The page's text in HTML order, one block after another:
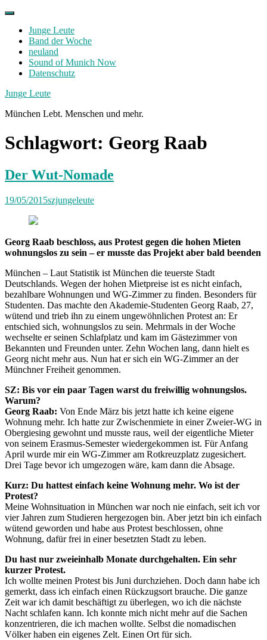
Skip
contentJunge Leute
Band der Woche
neuland
Sound of Munich Now
Datenschutz
Facebook
Twitter
Instagram
Junge Leute
München Lebt. Menschen und mehr.
Schlagwort: Georg Raab
Der Wut-Nomade
19/05/2015szjungeleute
Georg Raab beschloss, aus Protest gegen die hohen Mieten
wohnungslos zu sein – er musste das Projekt aber bald beenden
München – Laut Statistik ist München die teuerste Stadt
Deutschlands. Wegen der hohen Mietpreise ist es nicht einfach,
bezahlbare Wohnungen und WG-Zimmer zu finden. Besonders für
Studenten. Das machte den Akademie-Studenten Georg Raab, 27,
wütend und trieb ihn zu einem ungewöhnlichen Protest an: Er
entschied sich, wohnungslos zu sein. Mehrmals in der Woche
wechselte er seinen Schlafplatz und kam im Gästezimmer von
Bekannten und Freunden unter. Zehn Wochen lang, dann hielt es
Georg nicht mehr aus. Nun hat er sich ein WG-Zimmer an der
Münchner Freiheit genommen.
SZ: Bis vor ein paar Tagen warst du freiwillig wohnungslos.
Warum?
Georg Raab: Von Ende März bis jetzt hatte ich keine eigene
Wohnung mehr. Ich hatte zur Zwischenmiete in einer Zweier-WG in
Obergiesing gewohnt und musste raus, weil der eigentliche Mieter
von seinem Erasmus-Semester wiedergekommen ist. Für Anfang
April wurde mir ein WG-Zimmer am Rotkreuzplatz zugesichert.
Drei Tage bevor ich umgezogen wäre, kam dann die Absage.
Kurz: Du hattest einfach keine Wohnung mehr. Wo ist der
Protest?
Meine Wohnsituation in München war noch nie einfach, seit ich vor
vier Jahren zum Studieren hergezogen bin. Aber jetzt bin ich einfach
wütend geworden und habe aus Protest beschlossen, ohne
Wohnung, dafür frei in einer besetzten Stadt zu leben.
Du hast nur zweieinhalb Monate durchgehalten. Ein sehr
kurzer Protest.
Ich wollte meinen Protest bis Juni durchziehen. Doch dann habe ich
gemerkt, dass ich einfach einen Rückzugsort brauche. Die ganze
Zeit war ich damit beschäftigt zu überlegen, wo ich die nächste
Nacht schlafen kann. Ich konnte mich nicht mehr auf die Sachen
konzentrieren, die ich machen wollte. Selbst die nomadischen
Völker haben ein eigenes Zelt. Einen Ort für sich.